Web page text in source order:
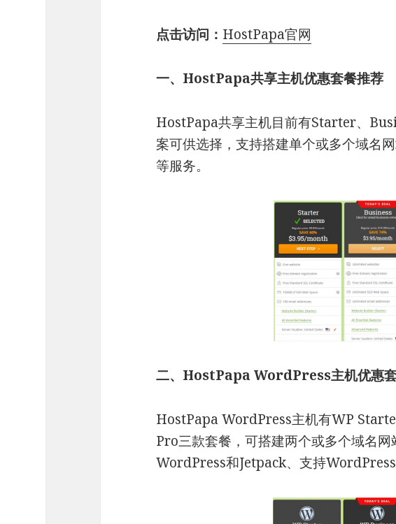
点击访问： HostPapa官网
一、HostPapa共享主机优惠套餐推荐
HostPapa共享主机目前有Starter、
案可供选择，支持搭建单个或多个域名
等服务。
二、HostPapa WordPress主机优惠
HostPapa WordPress主机有WP
Pro三款套餐，可搭建两个或多个域名
WordPress和Jetpack、支持